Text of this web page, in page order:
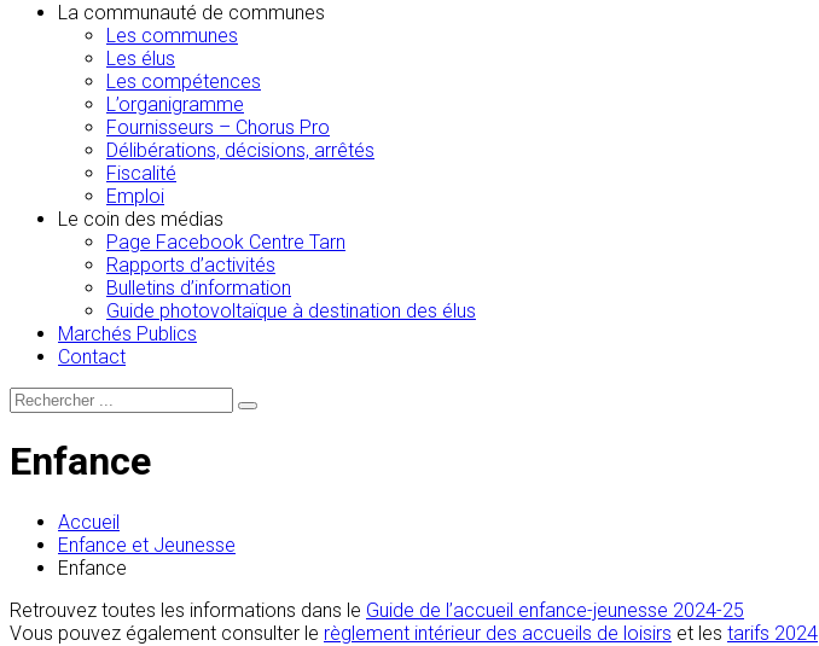
La communauté de communes
Les communes
Les élus
Les compétences
L’organigramme
Fournisseurs – Chorus Pro
Délibérations, décisions, arrêtés
Fiscalité
Emploi
Le coin des médias
Page Facebook Centre Tarn
Rapports d’activités
Bulletins d’information
Guide photovoltaïque à destination des élus
Marchés Publics
Contact
Enfance
Accueil
Enfance et Jeunesse
Enfance
Retrouvez toutes les informations dans le Guide de l’accueil enfance-jeunesse 2024-25
Vous pouvez également consulter le règlement intérieur des accueils de loisirs et les tarifs 2024